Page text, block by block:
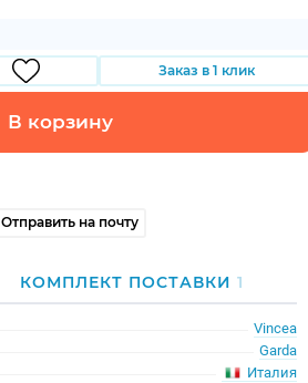
Заказ в 1 клик
В корзину
Отправить на почту
КОМПЛЕКТ ПОСТАВКИ 1
Vincea
Garda
Италия